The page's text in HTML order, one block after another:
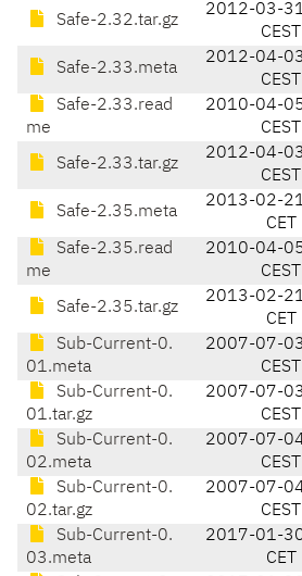
Safe-2.32.tar.gz
2012-03-
CEST
Safe-2.33.meta
2012-04-
CEST
Safe-2.33.read
me
2010-04-
CEST
Safe-2.33.tar.gz
2012-04-
CEST
Safe-2.35.meta
2013-02-
CET
Safe-2.35.read
me
2010-04-
CEST
Safe-2.35.tar.gz
2013-02-
CET
Sub-Current-0.
01.meta
2007-07-
CEST
Sub-Current-0.
01.tar.gz
2007-07-
CEST
Sub-Current-0.
02.meta
2007-07-
CEST
Sub-Current-0.
02.tar.gz
2007-07-
CEST
Sub-Current-0.
03.meta
2017-01-
CET